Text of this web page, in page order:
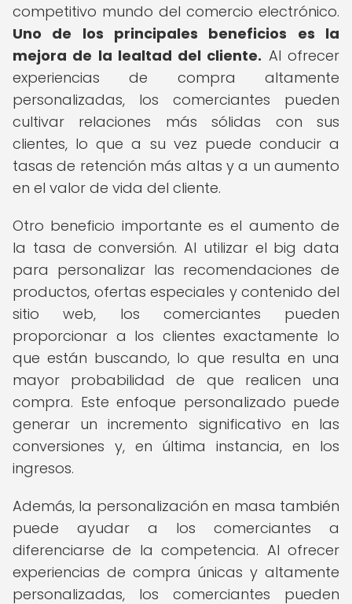
competitivo mundo del comercio electrónico.
Uno de los principales beneficios es la
mejora de la lealtad del cliente. Al ofrecer
experiencias de compra altamente
personalizadas, los comerciantes pueden
cultivar relaciones más sólidas con sus
clientes, lo que a su vez puede conducir a
tasas de retención más altas y a un aumento
en el valor de vida del cliente.
Otro beneficio importante es el aumento de
la tasa de conversión. Al utilizar el big data
para personalizar las recomendaciones de
productos, ofertas especiales y contenido del
sitio web, los comerciantes pueden
proporcionar a los clientes exactamente lo
que están buscando, lo que resulta en una
mayor probabilidad de que realicen una
compra. Este enfoque personalizado puede
generar un incremento significativo en las
conversiones y, en última instancia, en los
ingresos.
Además, la personalización en masa también
puede ayudar a los comerciantes a
diferenciarse de la competencia. Al ofrecer
experiencias de compra únicas y altamente
personalizadas, los comerciantes pueden